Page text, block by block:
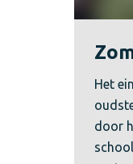
Het
door